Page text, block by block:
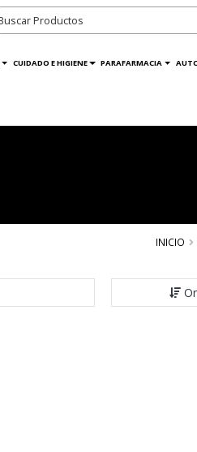
CUIDADO E HIGIENE PARAFARMACIA
INICIO